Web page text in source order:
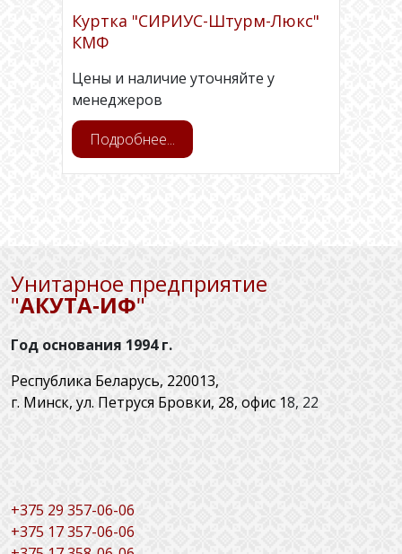
Куртка "СИРИУС-Штурм-Люкс"
КМФ
Цены и наличие уточняйте у
менеджеров
Подробнее...
Унитарное предприятие
"АКУТА‑ИФ"
Год основания 1994 г.
Республика Беларусь, 220013,
г. Минск, ул. Петруся Бровки, 28, офис 18, 22
+375 29 357-06-06
+375 17 357-06-06